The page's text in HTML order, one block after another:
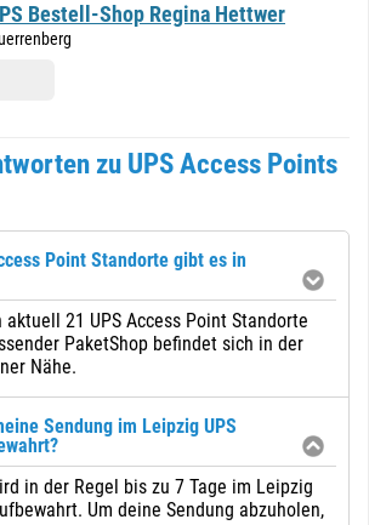
Bestell-Shop Regina Hettwer
zu UPS Access Points
Point Standorte gibt es in
21 UPS Access Point Standorte
PaketShop befindet sich in der
Nähe.
Sendung im Leipzig UPS
in der Regel bis zu 7 Tage im Leipzig
Um deine Sendung abzuholen,